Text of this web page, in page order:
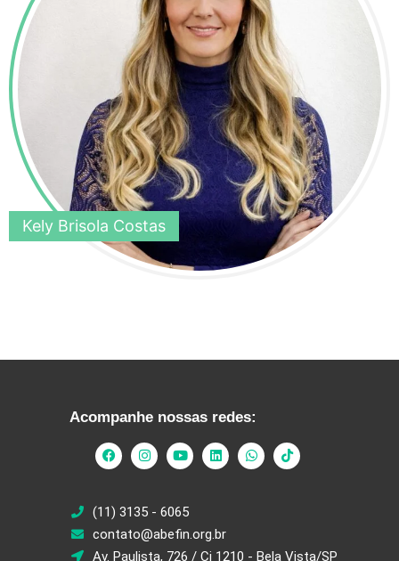
Kely Brisola Costas
Acompanhe nossas redes:
(11) 3135 - 6065
contato@abefin.org.br
Av. Paulista, 726 / Cj 1210 - Bela Vista/SP